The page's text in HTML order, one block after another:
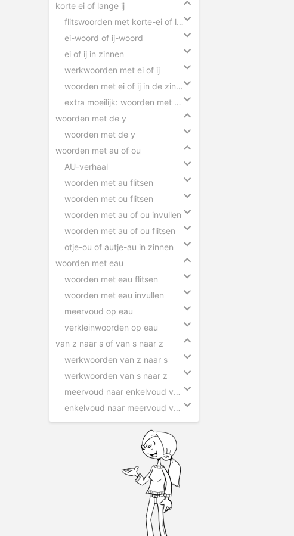
korte ei of lange ij
flitswoorden met korte-ei of lange-ij
ei-woord of ij-woord
ei of ij in zinnen
werkwoorden met ei of ij
woorden met ei of ij in de zin slepen
extra moeilijk: woorden met ei of ij
woorden met de y
woorden met de y
woorden met au of ou
AU-verhaal
woorden met au flitsen
woorden met ou flitsen
woorden met au of ou invullen
woorden met au of ou flitsen
otje-ou of autje-au in zinnen
woorden met eau
woorden met eau flitsen
woorden met eau invullen
meervoud op eau
verkleinwoorden op eau
van z naar s of van s naar z
werkwoorden van z naar s
werkwoorden van s naar z
meervoud naar enkelvoud van z naar s
enkelvoud naar meervoud van s naar z